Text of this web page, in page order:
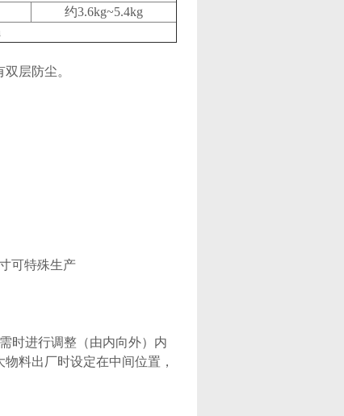
约3.6kg~5.4kg
层防尘。
可特殊生产
时进行调整（由内向外）内
料出厂时设定在中间位置，